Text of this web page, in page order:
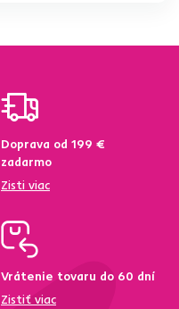
Doprava od 199 €
zadarmo
Zisti viac
Vrátenie tovaru do 60 dní
Zistiť viac